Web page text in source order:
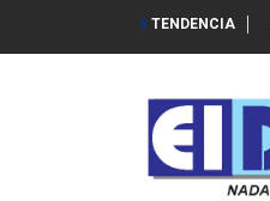
TENDENCIA